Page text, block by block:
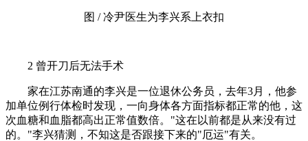
图 / 冷尹医生为李兴系上衣扣
2 曾开刀后无法手术
家在江苏南通的李兴是一位退休公务员，去年3月，他参
加单位例行体检时发现，一向身体各方面指标都正常的他，这
次血糖和血脂都高出正常值数倍。"这在以前都是从来没有过
的。"李兴猜测，不知这是否跟接下来的"厄运"有关。